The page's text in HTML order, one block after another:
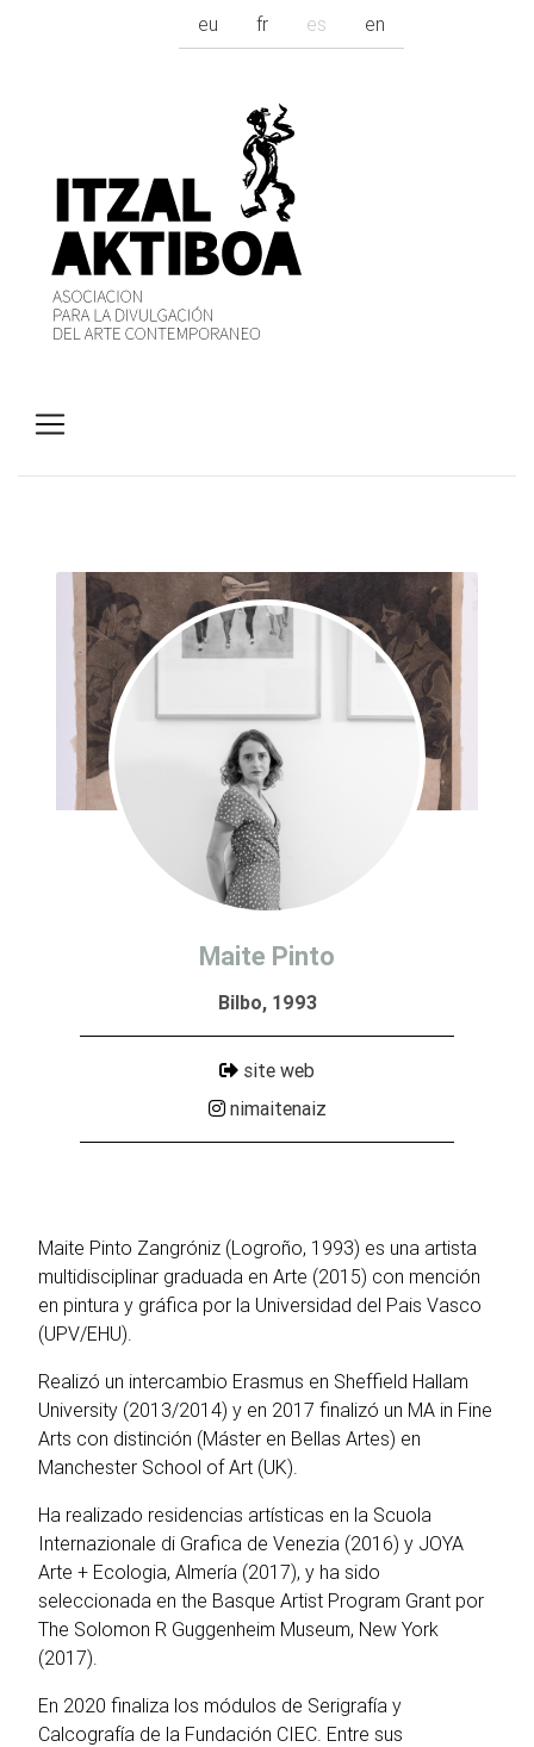
eu fr es en
Maite Pinto Zangróniz (Logroño, 1993) es una artista
multidisciplinar graduada en Arte (2015) con mención
en pintura y gráfica por la Universidad del Pais Vasco
(UPV/EHU).
Realizó un intercambio Erasmus en Sheffield Hallam
University (2013/2014) y en 2017 finalizó un MA in Fine
Arts con distinción (Máster en Bellas Artes) en
Manchester School of Art (UK).
Ha realizado residencias artísticas en la Scuola
Internazionale di Grafica de Venezia (2016) y JOYA
Arte + Ecologia, Almería (2017), y ha sido
seleccionada en the Basque Artist Program Grant por
The Solomon R Guggenheim Museum, New York
(2017).
En 2020 finaliza los módulos de Serigrafía y
Calcografía de la Fundación CIEC. Entre sus
Maite Pinto
Bilbo, 1993
site web
nimaitenaiz